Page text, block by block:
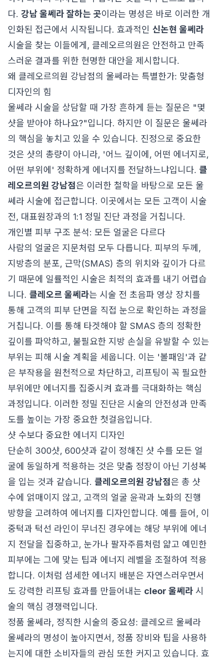
다. 강남 울쎄라 잘하는 곳이라는 명성은 바로 이러한 개
인화된 접근에서 시작됩니다. 효과적인 신논현 울쎄라
시술을 찾는 이들에게, 클레오르의원은 안전하고 만족
스러운 결과를 위한 현명한 대안을 제시합니다.
왜 클레오르의원 강남점의 울쎄라는 특별한가: 맞춤형
디자인의 힘
울쎄라 시술을 상담할 때 가장 흔하게 듣는 질문은 "몇
샷을 받아야 하나요?"입니다. 하지만 이 질문은 울쎄라
의 핵심을 놓치고 있을 수 있습니다. 진정으로 중요한
것은 샷의 총량이 아니라, '어느 깊이에, 어떤 에너지로,
어떤 부위에' 정확하게 에너지를 전달하느냐입니다. 클
레오르의원 강남점은 이러한 철학을 바탕으로 모든 울
쎄라 시술에 접근합니다. 이곳에서는 모든 고객이 시술
전, 대표원장과의 1:1 정밀 진단 과정을 거칩니다.
개인별 피부 구조 분석: 모든 얼굴은 다르다
사람의 얼굴은 지문처럼 모두 다릅니다. 피부의 두께,
지방층의 분포, 근막(SMAS) 층의 위치와 깊이가 다르
기 때문에 일률적인 시술은 최적의 효과를 내기 어렵습
니다. 클레오르 울쎄라는 시술 전 초음파 영상 장치를
통해 고객의 피부 단면을 직접 눈으로 확인하는 과정을
거칩니다. 이를 통해 타겟해야 할 SMAS 층의 정확한
깊이를 파악하고, 불필요한 지방 손실을 유발할 수 있는
부위는 피해 시술 계획을 세웁니다. 이는 '볼패임'과 같
은 부작용을 원천적으로 차단하고, 리프팅이 꼭 필요한
부위에만 에너지를 집중시켜 효과를 극대화하는 핵심
과정입니다. 이러한 정밀 진단은 시술의 안전성과 만족
도를 높이는 가장 중요한 첫걸음입니다.
샷 수보다 중요한 에너지 디자인
단순히 300샷, 600샷과 같이 정해진 샷 수를 모든 얼
굴에 동일하게 적용하는 것은 맞춤 정장이 아닌 기성복
을 입는 것과 같습니다. 클레오르의원 강남점은 총 샷
수에 얽매이지 않고, 고객의 얼굴 윤곽과 노화의 진행
방향을 고려하여 에너지를 디자인합니다. 예를 들어, 이
중턱과 턱선 라인이 무너진 경우에는 해당 부위에 에너
지 전달을 집중하고, 눈가나 팔자주름처럼 얇고 예민한
피부에는 그에 맞는 팁과 에너지 레벨을 조절하여 적용
합니다. 이처럼 섬세한 에너지 배분은 자연스러우면서
도 강력한 리프팅 효과를 만들어내는 cleor 울쎄라 시
술의 핵심 경쟁력입니다.
정품 울쎄라, 정직한 시술의 중요성: 클레오르 울쎄라
울쎄라의 명성이 높아지면서, 정품 장비와 팁을 사용하
는지에 대한 소비자들의 관심 또한 커지고 있습니다. 효